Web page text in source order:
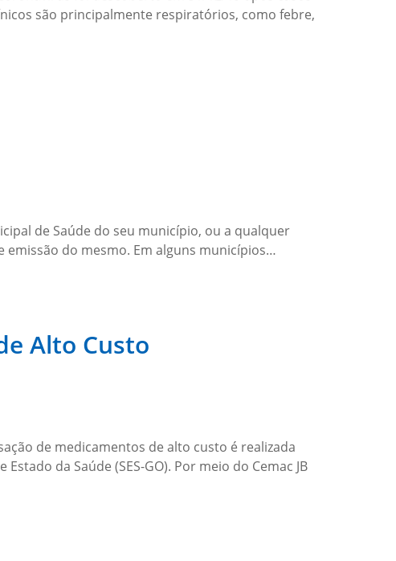
são principalmente respiratórios, como febre,
de Saúde do seu município, ou a qualquer
emissão do mesmo. Em alguns municípios…
Alto Custo
de medicamentos de alto custo é realizada
da Saúde (SES-GO). Por meio do Cemac JB